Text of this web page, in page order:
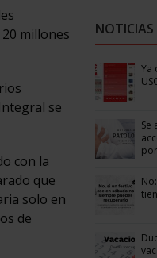
millones
se
con la
que
solo en
de
NOTICIAS
Ya
Se